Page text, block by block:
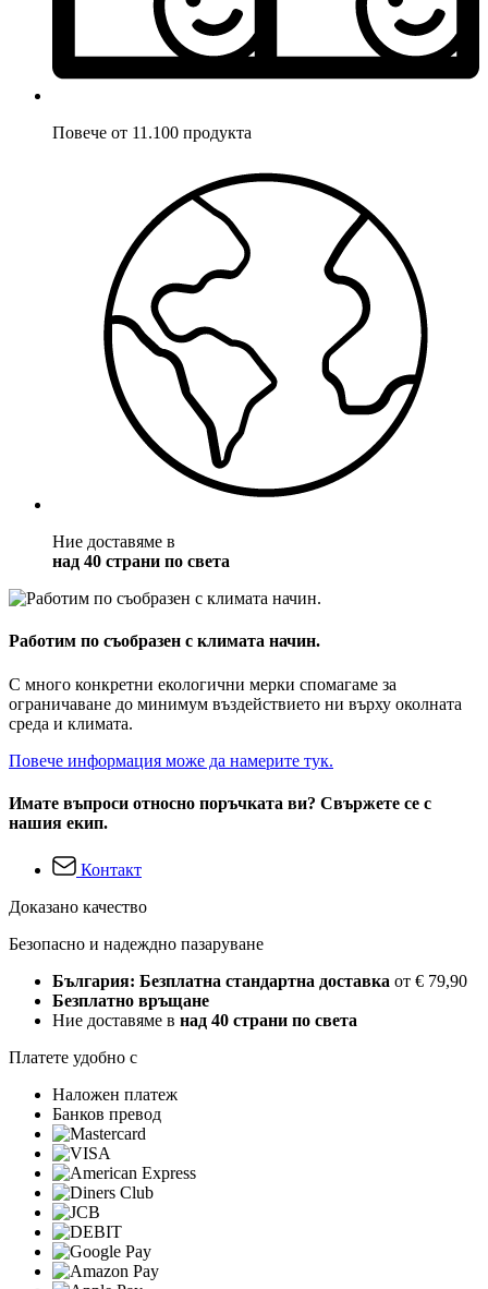
Повече от 11.100 продукта
Ние доставяме в
над 40 страни по света
Работим по съобразен с климата начин.
С много конкретни екологични мерки спомагаме за
ограничаване до минимум въздействието ни върху околната
среда и климата.
Повече информация може да намерите тук.
Имате въпроси относно поръчката ви? Свържете се с
нашия екип.
Контакт
Доказано качество
Безопасно и надеждно пазаруване
България: Безплатна стандартна доставка от € 79,90
Безплатно връщане
Ние доставяме в над 40 страни по света
Платете удобно с
Наложен платеж
Банков превод